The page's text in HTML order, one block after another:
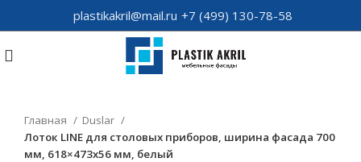
plastikakril@mail.ru +7 (499) 130-78-58
Главная
Duslar
Лоток LINE для столовых приборов, ширина фасада 700
мм, 618×473х56 мм, белый